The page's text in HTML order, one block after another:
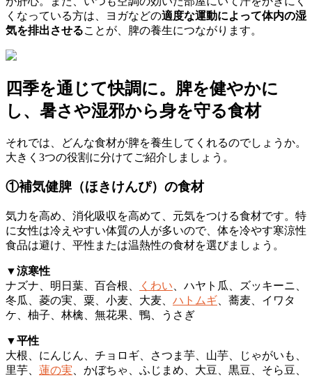
くなっている方は、ヨガなどの適度な運動によって体内の湿
気を排出させることが、脾の養生につながります。
四季を通じて快調に。脾を健やかに
し、暑さや湿邪から身を守る食材
それでは、どんな食材が脾を養生してくれるのでしょうか。
大きく3つの役割に分けてご紹介しましょう。
①補気健脾（ほきけんぴ）の食材
気力を高め、消化吸収を高めて、元気をつける食材です。特
に女性は冷えやすい体質の人が多いので、体を冷やす寒涼性
食品は避け、平性または温熱性の食材を選びましょう。
▼涼寒性
ナズナ、明日葉、百合根、
くわい 、ハヤト瓜、ズッキーニ、
冬瓜、菱の実、粟、小麦、大麦、 ハトムギ 、蕎麦、イワタ
ケ、柚子、林檎、無花果、鴨、うさぎ
▼平性
大根、にんじん、チョロギ、さつま芋、山芋、じゃがいも、
里芋、 蓮の実 、かぼちゃ、ふじまめ、大豆、黒豆、そら豆、